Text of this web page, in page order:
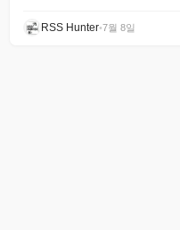
RSS Hunter•7월 8일